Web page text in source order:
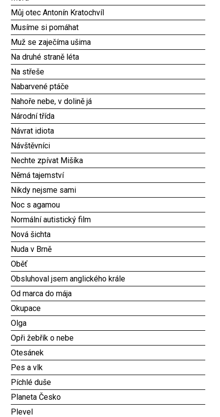
Můj otec Antonín Kratochvíl
Musíme si pomáhat
Muž se zaječíma ušima
Na druhé straně léta
Na střeše
Nabarvené ptáče
Nahoře nebe, v dolině já
Národní třída
Návrat idiota
Návštěvníci
Nechte zpívat Mišíka
Němá tajemství
Nikdy nejsme sami
Noc s agamou
Normální autistický film
Nová šichta
Nuda v Brně
Oběť
Obsluhoval jsem anglického krále
Od marca do mája
Okupace
Olga
Opři žebřík o nebe
Otesánek
Pes a vlk
Píchlé duše
Planeta Česko
Plevel